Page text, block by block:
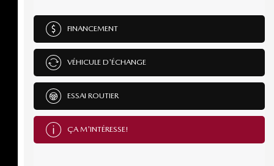
FINANCEMENT
VÉHICULE D'ÉCHANGE
ESSAI ROUTIER
ÇA M'INTÉRESSE!